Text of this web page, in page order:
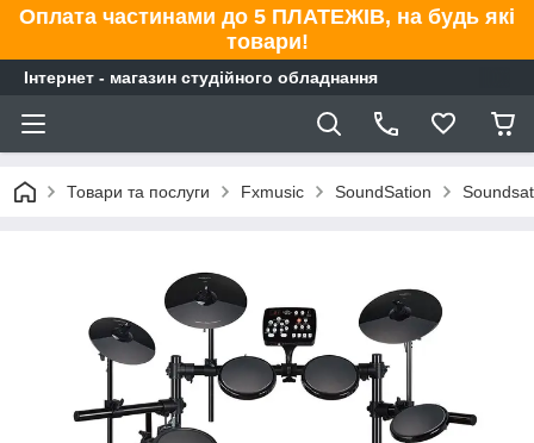
Оплата частинами до 5 ПЛАТЕЖІВ, на будь які
товари!
Інтернет - магазин студійного обладнання
Товари та послуги Fxmusic SoundSation